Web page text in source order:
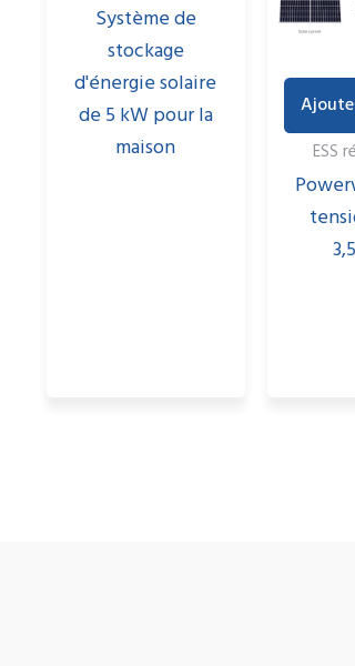
Système de
stockage
d'énergie solaire
de 5 kW pour la
maison
ESS